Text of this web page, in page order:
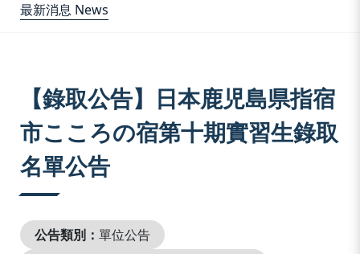
最新消息 News
【錄取公告】日本鹿児島県指宿
市こころの宿第十期實習生錄取
名單公告
公告類別： 單位公告